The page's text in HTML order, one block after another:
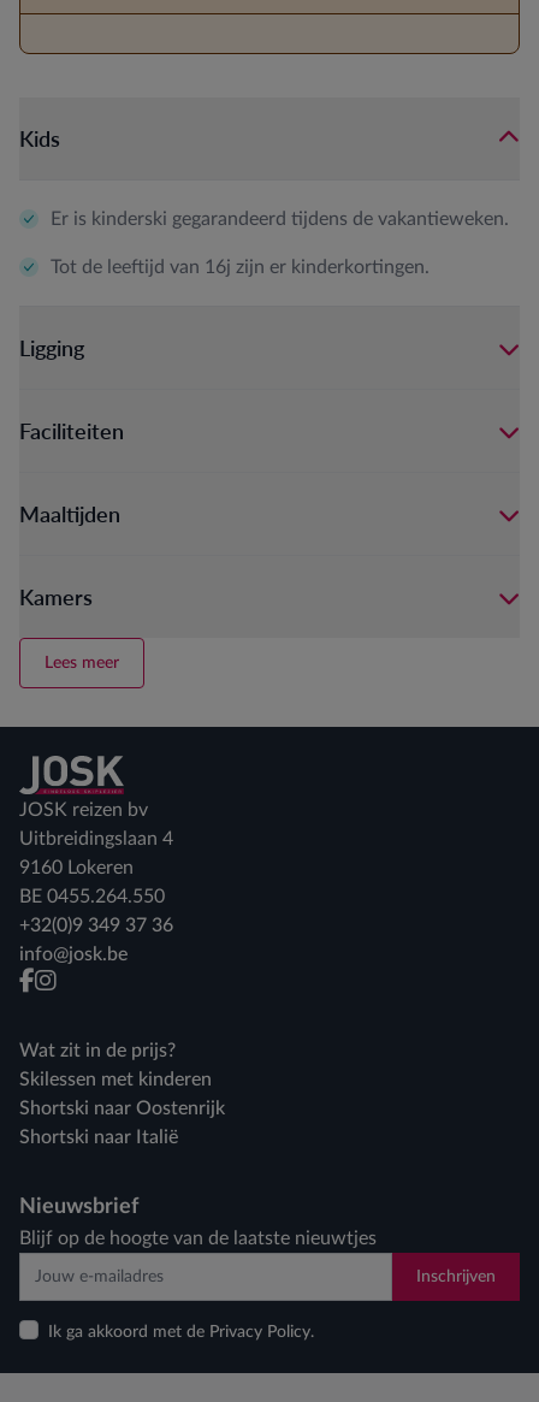
Kids
Er is kinderski gegarandeerd tijdens de vakantieweken.
Tot de leeftijd van 16j zijn er kinderkortingen.
Ligging
Faciliteiten
Maaltijden
Kamers
Lees meer
Terug naar home
JOSK reizen bv
Uitbreidingslaan 4
9160 Lokeren
BE 0455.264.550
+32(0)9 349 37 36
info@josk.be
facebook
instagram
Wat zit in de prijs?
Skilessen met kinderen
Shortski naar Oostenrijk
Shortski naar Italië
Nieuwsbrief
Blijf op de hoogte van de laatste nieuwtjes
Inschrijven
Ik ga akkoord met de Privacy Policy.